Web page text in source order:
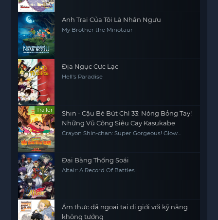
Anh Trai Của Tôi Là Nhân Ngưu
My Brother the Minotaur
Địa Ngục Cực Lạc
Hell's Paradise
Trailer
Shin - Cậu Bé Bút Chì 33: Nóng Bỏng Tay!
Những Vũ Công Siêu Cay Kasukabe
Crayon Shin-chan: Super Gorgeous! Glow
Đại Bàng Thống Soái
Altair: A Record Of Battles
Ẩm thực dã ngoại tại dị giới với kỹ năng
không tưởng